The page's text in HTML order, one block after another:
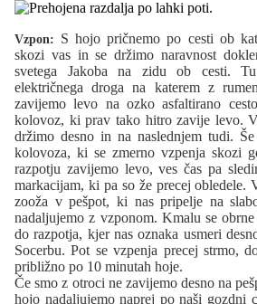
Vzpon: S hojo pričnemo po cesti ob
skozi vas in se držimo naravnost
svetega Jakoba na zidu ob cesti.
električnega droga na katerem z
zavijemo levo na ozko asfaltirano
kolovoz, ki prav tako hitro zavije levo.
držimo desno in na naslednjem tudi.
kolovoza, ki se zmerno vzpenja skozi
razpotju zavijemo levo, ves čas pa
markacijam, ki pa so že precej obledele.
zooža v pešpot, ki nas pripelje na
nadaljujemo z vzponom. Kmalu se
do razpotja, kjer nas oznaka usmeri
Socerbu. Pot se vzpenja precej strmo,
približno po 10 minutah hoje.
Če smo z otroci ne zavijemo desno na
hojo nadaljujemo naprej po naši gozdni